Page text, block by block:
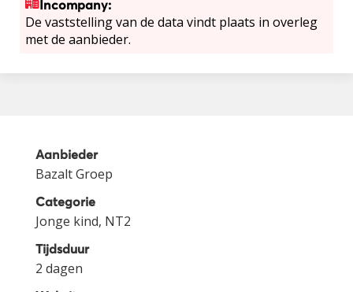
Incompany:
De vaststelling van de data vindt plaats in overleg
met de aanbieder.
Aanbieder
Bazalt Groep
Categorie
Jonge kind, NT2
Tijdsduur
2 dagen